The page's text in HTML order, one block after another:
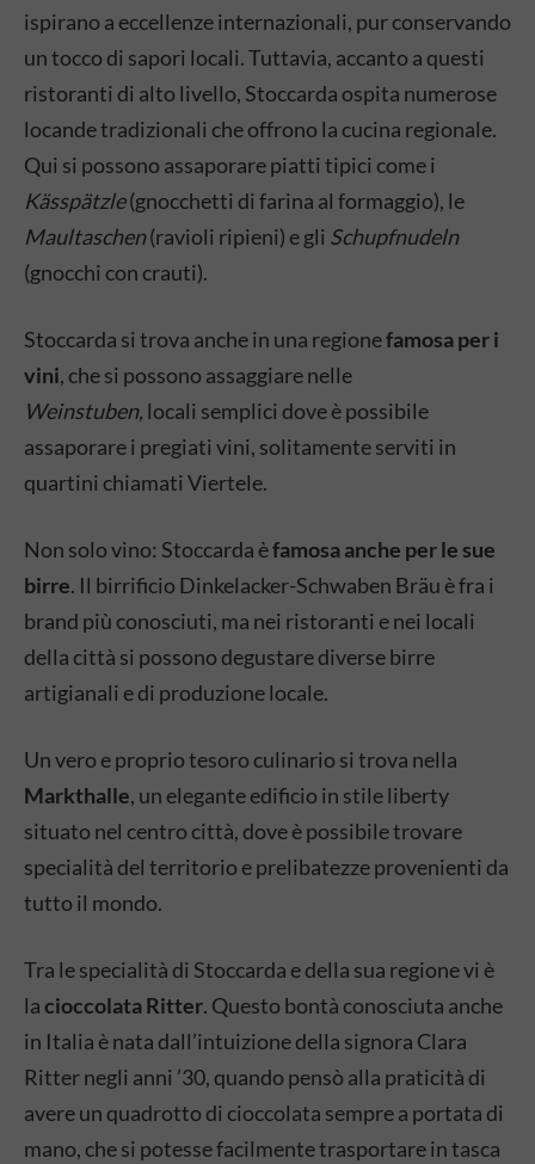
ispirano a eccellenze internazionali, pur conservando
un tocco di sapori locali. Tuttavia, accanto a questi
ristoranti di alto livello, Stoccarda ospita numerose
locande tradizionali che offrono la cucina regionale.
Qui si possono assaporare piatti tipici come i
Kässpätzle(gnocchetti di farina al formaggio), le
Maultaschen(ravioli ripieni) e gli Schupfnudeln
(gnocchi con crauti).
Stoccarda si trova anche in una regionefamosa per i
vini, che si possono assaggiare nelle
Weinstuben, locali semplici dove è possibile
assaporare i pregiati vini, solitamente serviti in
quartini chiamati Viertele.
Non solo vino: Stoccarda èfamosa anche per le sue
birre. Il birrificio Dinkelacker-Schwaben Bräu è fra i
brand più conosciuti, ma nei ristoranti e nei locali
della città si possono degustare diverse birre
artigianali e di produzione locale.
Un vero e proprio tesoro culinario si trova nella
Markthalle, un elegante edificio in stile liberty
situato nel centro città, dove è possibile trovare
specialità del territorio e prelibatezze provenienti da
tutto il mondo.
Tra le specialità di Stoccarda e della sua regione vi è
lacioccolata Ritter. Questo bontà conosciuta anche
in Italia è nata dall’intuizione della signora Clara
Ritter negli anni ’30, quando pensò alla praticità di
avere un quadrotto di cioccolata sempre a portata di
mano, che si potesse facilmente trasportare in tasca